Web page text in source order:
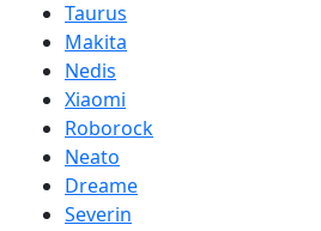
Taurus
Makita
Nedis
Xiaomi
Roborock
Neato
Dreame
Severin